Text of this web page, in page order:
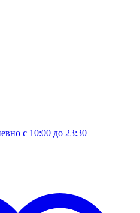
с 10:00 до 23:30